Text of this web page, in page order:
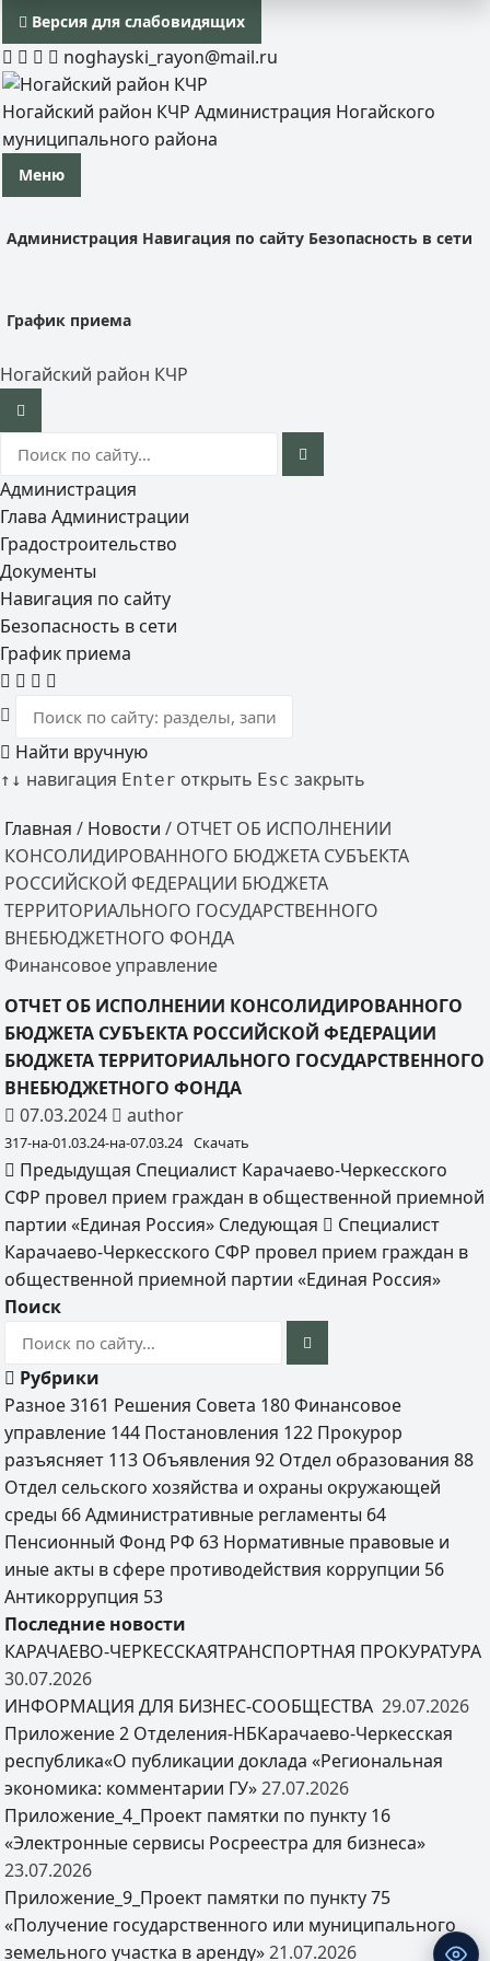
Версия для слабовидящих
noghayski_rayon@mail.ru
Ногайский район КЧР Администрация Ногайского
муниципального района
Меню
Администрация Навигация по сайту Безопасность в сети
График приема
Ногайский район КЧР
Администрация
Глава Администрации
Градостроительство
Документы
Навигация по сайту
Безопасность в сети
График приема
Найти вручную
↑ ↓ навигация Enter открыть Esc закрыть
Главная / Новости / ОТЧЕТ ОБ ИСПОЛНЕНИИ
КОНСОЛИДИРОВАННОГО БЮДЖЕТА СУБЪЕКТА
РОССИЙСКОЙ ФЕДЕРАЦИИ БЮДЖЕТА
ТЕРРИТОРИАЛЬНОГО ГОСУДАРСТВЕННОГО
ВНЕБЮДЖЕТНОГО ФОНДА
Финансовое управление
ОТЧЕТ ОБ ИСПОЛНЕНИИ КОНСОЛИДИРОВАННОГО
БЮДЖЕТА СУБЪЕКТА РОССИЙСКОЙ ФЕДЕРАЦИИ
БЮДЖЕТА ТЕРРИТОРИАЛЬНОГО ГОСУДАРСТВЕННОГО
ВНЕБЮДЖЕТНОГО ФОНДА
07.03.2024
author
317-на-01.03.24-на-07.03.24 Скачать
Предыдущая Специалист Карачаево-Черкесского
СФР провел прием граждан в общественной приемной
партии «Единая Россия» Следующая
Специалист
Карачаево-Черкесского СФР провел прием граждан в
общественной приемной партии «Единая Россия»
Поиск
Рубрики
Разное3161 Решения Совета 180 Финансовое
управление 144 Постановления 122 Прокурор
разъясняет 113 Объявления92 Отдел образования88
Отдел сельского хозяйства и охраны окружающей
среды 66 Административные регламенты 64
Пенсионный Фонд РФ 63 Нормативные правовые и
иные акты в сфере противодействия коррупции 56
Антикоррупция 53
Последние новости
КАРАЧАЕВО-ЧЕРКЕССКАЯТРАНСПОРТНАЯ ПРОКУРАТУРА
30.07.2026
ИНФОРМАЦИЯ ДЛЯ БИЗНЕС-СООБЩЕСТВА 29.07.2026
Приложение 2 Отделения-НБКарачаево-Черкесская
республика«О публикации доклада «Региональная
экономика: комментарии ГУ» 27.07.2026
Приложение_4_Проект памятки по пункту 16
«Электронные сервисы Росреестра для бизнеса»
23.07.2026
Приложение_9_Проект памятки по пункту 75
«Получение государственного или муниципального
земельного участка в аренду» 21.07.2026